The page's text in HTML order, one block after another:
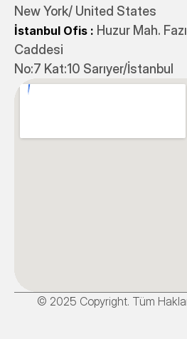
New York/ United States
İstanbul Ofis : Huzur Mah.
Caddesi
No:7 Kat:10 Sarıyer/İstanbul
© 2025 Copyright. Tüm